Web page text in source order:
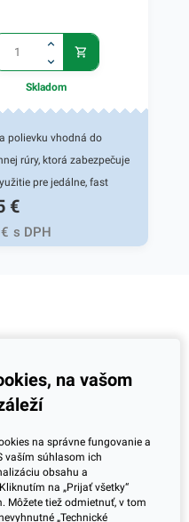
Skladom
polievku vhodná do
rúry, ktorá zabezpečuje
pre jedálne, fast
na catering, party,
podujatia.
€
€ s DPH
zodpovedného
ohľadom pravidelnej
odberoch? Prosím
obchodným tímom a
na Slovensku.
na vašom
na správne fungovanie a
vaším súhlasom ich
obsahu a
na „Prijať všetky“
Môžete tiež odmietnuť, v tom
„Technické